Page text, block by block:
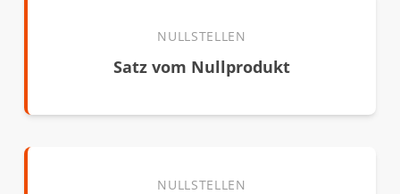
NULLSTELLEN
Satz vom Nullprodukt
NULLSTELLEN